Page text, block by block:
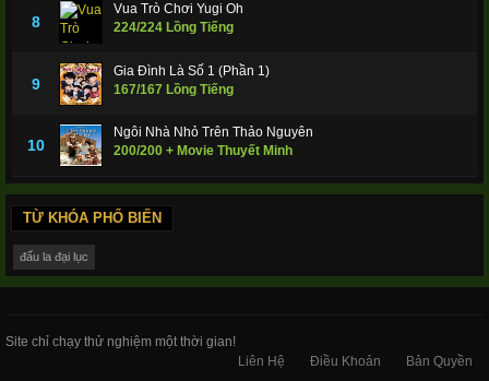
8
Vua Trò Chơi Yugi Oh
224/224 Lồng Tiếng
9
Gia Đình Là Số 1 (Phần 1)
167/167 Lồng Tiếng
10
Ngôi Nhà Nhỏ Trên Thảo Nguyên
200/200 + Movie Thuyết Minh
TỪ KHÓA PHỔ BIẾN
đấu la đại lục
Site chỉ chạy thử nghiệm một thời gian!
Liên Hệ
Điều Khoản Bản Quyền